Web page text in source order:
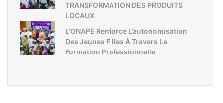
TRANSFORMATION DES PRODUITS
LOCAUX
L’ONAPE Renforce L’autonomisation
Des Jeunes Filles À Travers La
Formation Professionnelle